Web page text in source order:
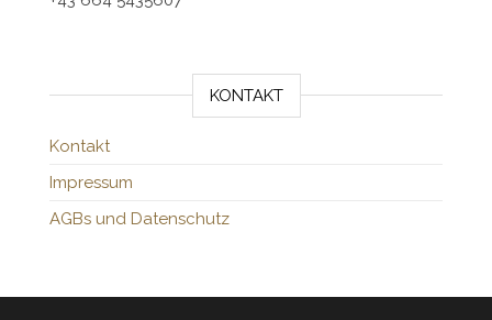
KONTAKT
Kontakt
Impressum
AGBs und Datenschutz